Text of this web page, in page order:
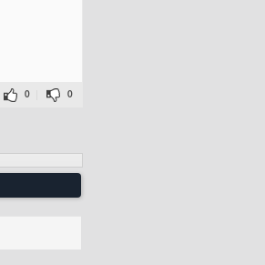
0 0